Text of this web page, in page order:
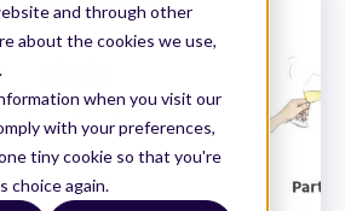
and through other
about the cookies we use,
when you visit our
with your preferences,
tiny cookie so that you're
choice again.